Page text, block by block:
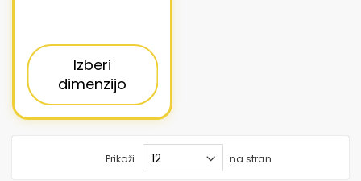
Izberi
dimenzijo
Prikaži na stran